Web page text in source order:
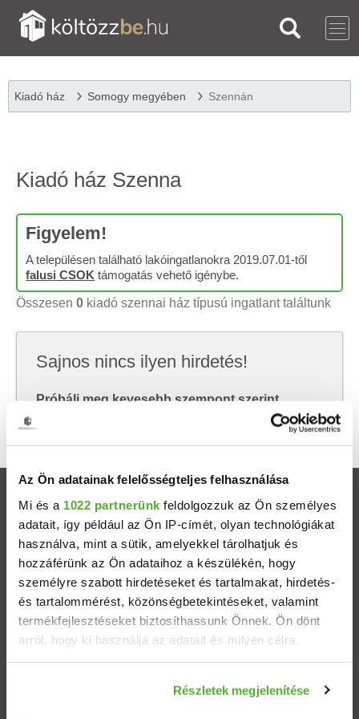
Az Ön adatainak felelősségteljes felhasználása
Mi és a 1022 partnerünk feldolgozzuk az Ön személyes
adatait, így például az Ön IP-címét, olyan technológiákat
használva, mint a sütik, amelyekkel tárolhatjuk és
hozzáférünk az Ön adataihoz a készülékén, hogy
személyre szabott hirdetéseket és tartalmakat, hirdetés-
és tartalommérést, közönségbetekintéseket, valamint
termékfejlesztéseket biztosíthassunk Önnek. Ön dönt
arról, hogy ki használja az adatait és milyen célra.
Információgyűjtés az Ön földrajzi elhelyezkedéséről
Részletek megjelenítése
Kiadó ház Somogy megyében Szennán
Kiadó ház Szenna
Figyelem!
A településen található lakóingatlanokra 2019.07.01-től
falusi CSOK támogatás vehető igénybe.
Összesen 0 kiadó szennai ház típusú ingatlant találtunk
Sajnos nincs ilyen hirdetés!
Próbálj meg kevesebb szempont szerint
keresni, hátha akkor megtalálod, amit keresel.
Ingatlanok
Eladó házak
Eladó lakások
Települések